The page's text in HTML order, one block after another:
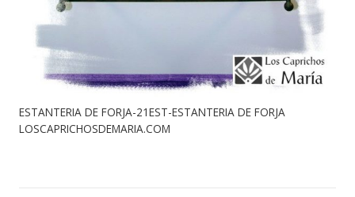
ESTANTERIA DE FORJA-21EST-ESTANTERIA DE FORJA
LOSCAPRICHOSDEMARIA.COM